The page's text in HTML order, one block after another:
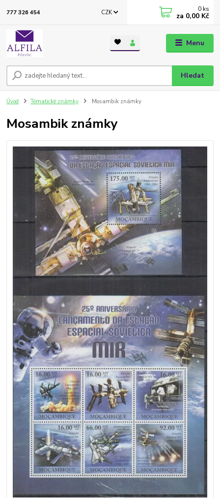
Menu
CZK
Hledat
777 326 454 0 ks
za 0,00 Kč
Úvod Tématické známky Mosambik známky
Mosambik známky